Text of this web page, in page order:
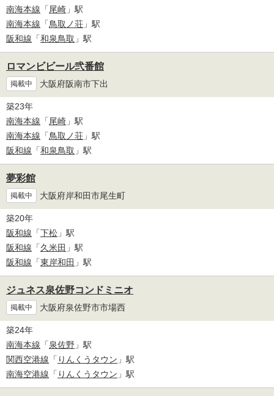
南海本線 「尾崎 」駅
南海本線 「鳥取ノ荘 」駅
阪和線 「和泉鳥取 」駅
ロマンビビール弐番館
掲載中 大阪府阪南市下出
築23年
南海本線 「尾崎 」駅
南海本線 「鳥取ノ荘 」駅
阪和線 「和泉鳥取 」駅
夢彩館
掲載中 大阪府岸和田市尾生町
築20年
阪和線 「下松 」駅
阪和線 「久米田 」駅
阪和線 「東岸和田 」駅
ジュネス泉佐野コンドミニオ
掲載中 大阪府泉佐野市市場西
築24年
南海本線 「泉佐野 」駅
関西空港線 「 りんくうタウン 」駅
南海空港線 「 りんくうタウン 」駅